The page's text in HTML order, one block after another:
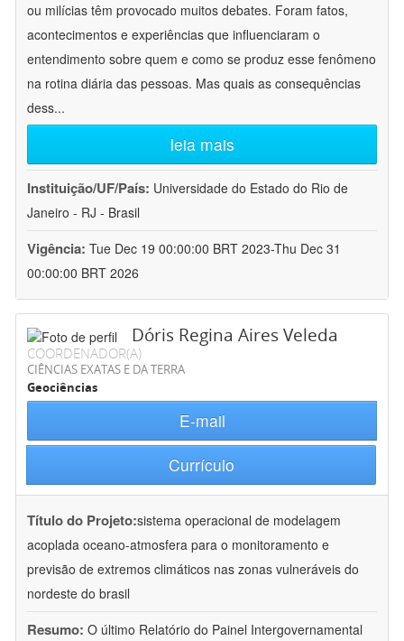
ou milícias têm provocado muitos debates. Foram fatos,
acontecimentos e experiências que influenciaram o
entendimento sobre quem e como se produz esse fenômeno
na rotina diária das pessoas. Mas quais as consequências
dess...
leia mais
Instituição/UF/País: Universidade do Estado do Rio de
Janeiro - RJ - Brasil
Vigência: Tue Dec 19 00:00:00 BRT 2023-Thu Dec 31
00:00:00 BRT 2026
Dóris Regina Aires Veleda
COORDENADOR(A)
CIÊNCIAS EXATAS E DA TERRA
Geociências
E-mail
Currículo
Título do Projeto:sistema operacional de modelagem
acoplada oceano-atmosfera para o monitoramento e
previsão de extremos climáticos nas zonas vulneráveis do
nordeste do brasil
Resumo: O último Relatório do Painel Intergovernamental